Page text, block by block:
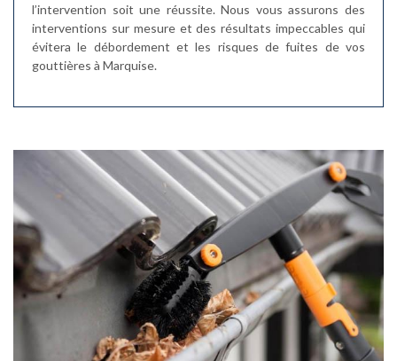
l’intervention soit une réussite. Nous vous assurons des
interventions sur mesure et des résultats impeccables qui
évitera le débordement et les risques de fuites de vos
gouttières à Marquise.